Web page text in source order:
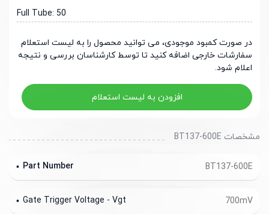
Full Tube: 50
در صورت کمبود موجودی، می توانید محصول را به لیست استعلام
سفارشات خارجی اضافه کنید تا توسط کارشناسان بررسی و نتیجه
اعلام شود.
افزودن به لیست استعلام
مشخصات BT137-600E
BT137-600E
Part Number
700mV
Gate Trigger Voltage - Vgt